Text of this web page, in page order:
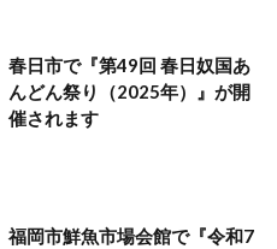
春日市で『第49回 春日奴国あ
んどん祭り（2025年）』が開
催されます
福岡市鮮魚市場会館で『令和7